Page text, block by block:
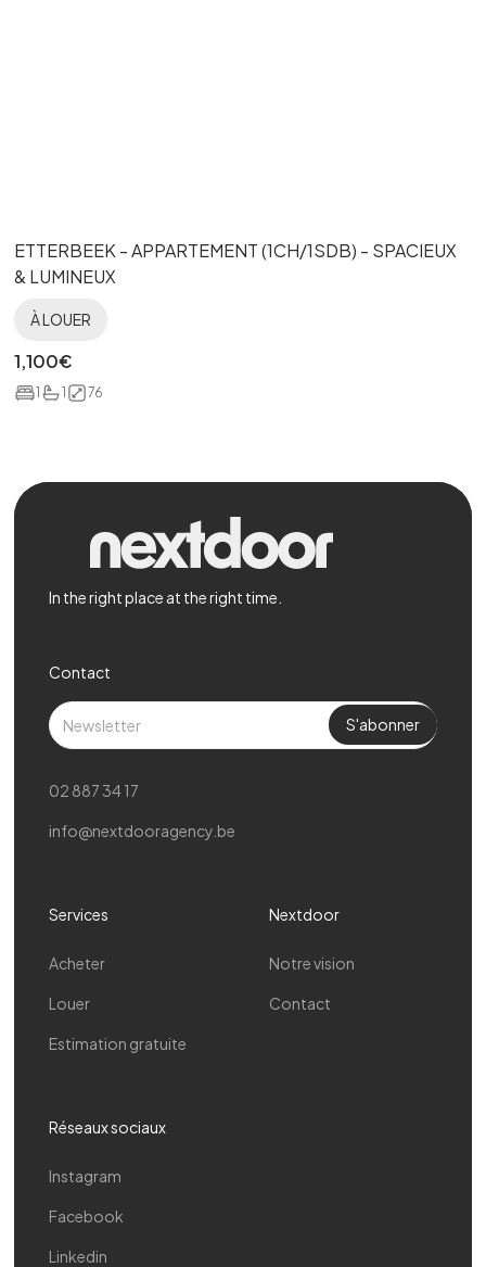
ETTERBEEK - APPARTEMENT (1CH/1SDB) - SPACIEUX
& LUMINEUX
À LOUER
1,100€
1 1 76
In the right place at the right time.
Services
Acheter
Louer
Estimation gratuite
Nextdoor
Notre vision
Contact
Réseaux sociaux
Instagram
Facebook
Linkedin
Contact
02 887 34 17
info@nextdooragency.be